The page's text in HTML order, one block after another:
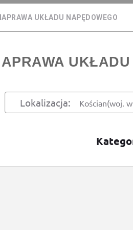
UKŁADU NAPĘDOWEGO
Lokalizacja: